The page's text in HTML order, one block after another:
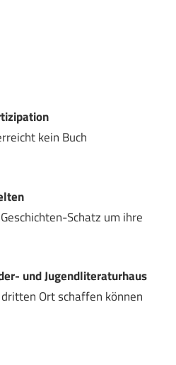
kein Buch
Schatz um ihre
und Jugendliteraturhaus
Ort schaffen können